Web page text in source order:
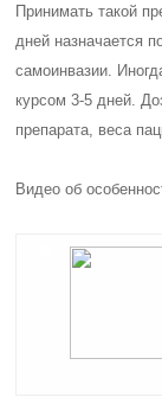
Принимать такой
дней назначается
самоинвазии.
курсом 3-5 дней.
препарата, веса
Видео об